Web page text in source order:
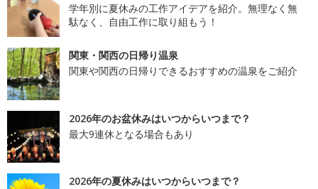
学年別に夏休みの工作アイデアを紹介。無理なく無
駄なく、自由工作に取り組もう！
関東・関西の日帰り温泉
関東や関西の日帰りできるおすすめの温泉をご紹介
2026年のお盆休みはいつからいつまで？
最大9連休となる場合もあり
2026年の夏休みはいつからいつまで？